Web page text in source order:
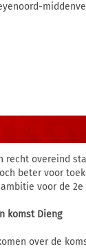
recht overeind
beter voor
voor de 2e
komst Dieng
over de